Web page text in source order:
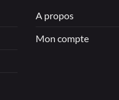
A propos
Mon compte